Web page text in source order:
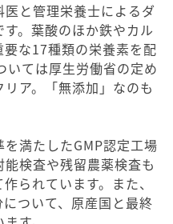
と管理栄養士によるダ
。葉酸のほか鉄やカル
な17種類の栄養素を配
ては厚生労働省の定め
ア。「無添加」なのも
満たしたGMP認定工場
検査や残留農薬検査も
られています。また、
ついて、原産国と最終